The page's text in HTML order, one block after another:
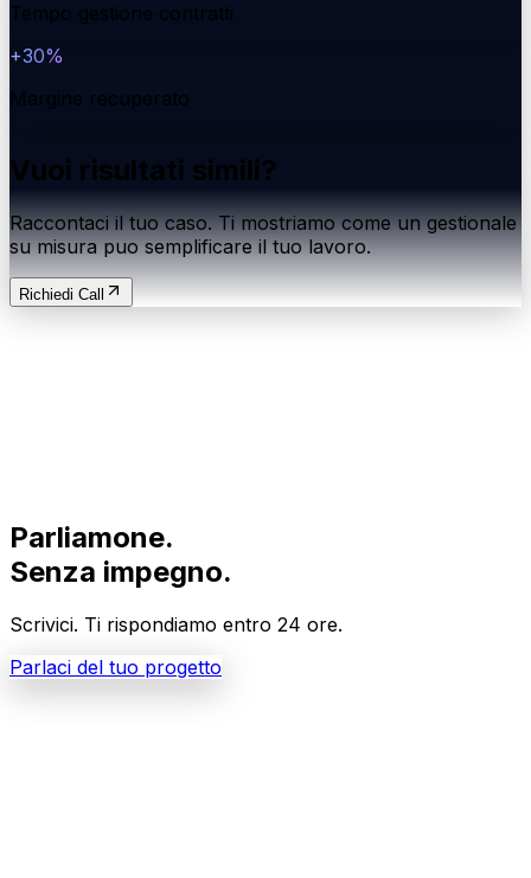
Tempo gestione contratti
+30%
Margine recuperato
Vuoi risultati simili?
Raccontaci il tuo caso. Ti mostriamo come un gestionale
su misura puo semplificare il tuo lavoro.
Richiedi Call
Parliamone.
Senza impegno.
Scrivici. Ti rispondiamo entro 24 ore.
Parlaci del tuo progetto